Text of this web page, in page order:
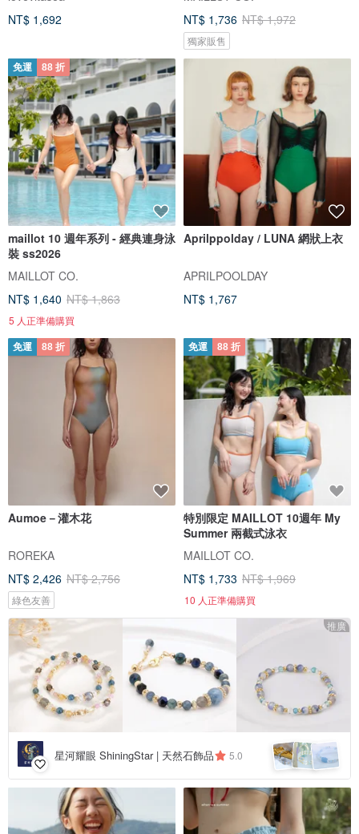
NT$ 1,692
NT$ 1,736 NT$ 1,972
獨家販售
免運 88 折
maillot 10 週年系列 - 經典連身泳
裝 ss2026
MAILLOT CO.
NT$ 1,640 NT$ 1,863
5 人正準備購買
Aprilppolday / LUNA 網狀上衣
APRILPOOLDAY
NT$ 1,767
免運 88 折
Aumoe－灌木花
ROREKA
NT$ 2,426 NT$ 2,756
綠色友善
免運 88 折
特別限定 MAILLOT 10週年 My
Summer 兩截式泳衣
MAILLOT CO.
NT$ 1,733 NT$ 1,969
10 人正準備購買
推廣
星河耀眼 ShiningStar | 天然石飾品 5.0